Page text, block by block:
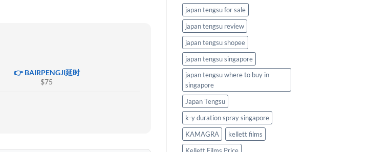
👉 BAIRPENGJI延时
$75
japan tengsu for sale
japan tengsu review
japan tengsu shopee
japan tengsu singapore
japan tengsu where to buy in
singapore
Japan Tengsu
k-y duration spray singapore
KAMAGRA
kellett films